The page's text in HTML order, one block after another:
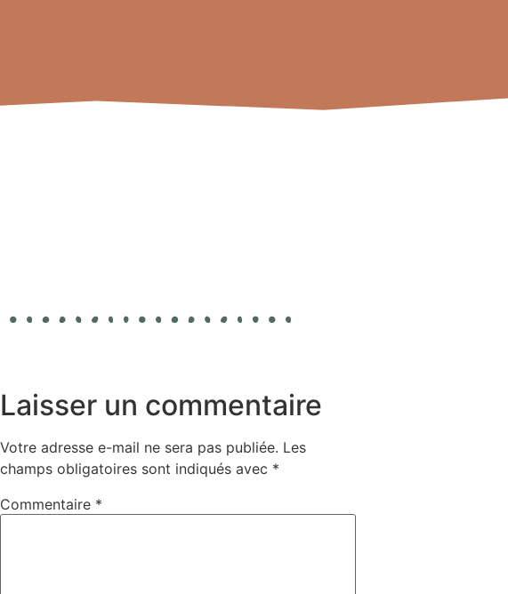
Laisser un commentaire
Votre adresse e-mail ne sera pas publiée. Les
champs obligatoires sont indiqués avec *
Commentaire *